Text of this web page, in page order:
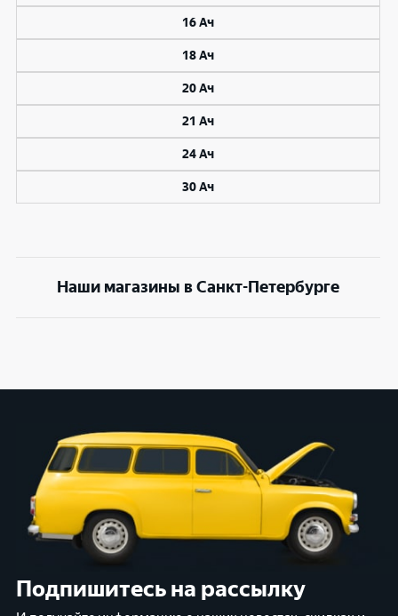
16 Ач
18 Ач
20 Ач
21 Ач
24 Ач
30 Ач
Наши магазины в Санкт-Петербурге
Подпишитесь на рассылку